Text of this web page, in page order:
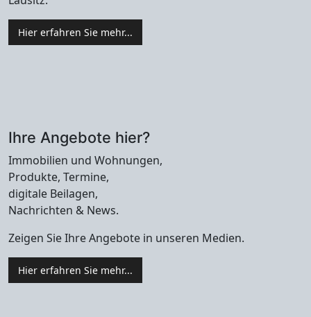
Hier erfahren Sie mehr...
Ihre Angebote hier?
Immobilien und Wohnungen,
Produkte, Termine,
digitale Beilagen,
Nachrichten & News.
Zeigen Sie Ihre Angebote in unseren Medien.
Hier erfahren Sie mehr...